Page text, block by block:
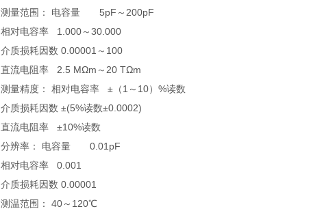
测量范围： 电容量 5pF～200pF
相对电容率 1.000～30.000
介质损耗因数 0.00001～100
直流电阻率 2.5 MΩm～20 TΩm
测量精度： 相对电容率 ±（1～10）%读数
介质损耗因数 ±(5%读数±0.0002)
直流电阻率 ±10%读数
分辨率： 电容量 0.01pF
相对电容率 0.001
介质损耗因数 0.00001
测温范围： 40～120℃